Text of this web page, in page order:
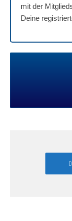
mit der
Deine